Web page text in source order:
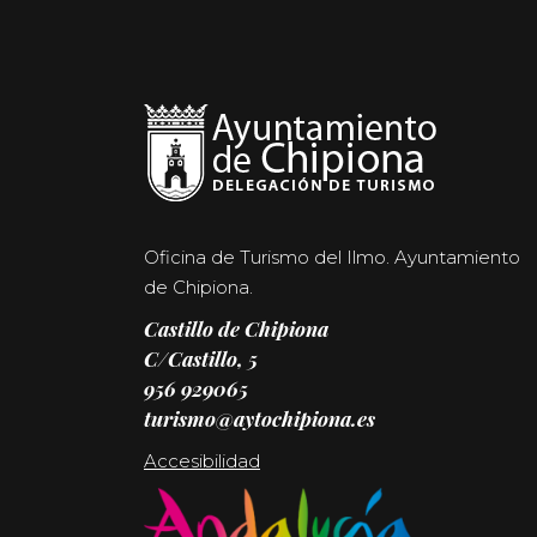
Oficina de Turismo del Ilmo. Ayuntamiento
de Chipiona.
Castillo de Chipiona
C/Castillo, 5
956 929065
turismo@aytochipiona.es
Accesibilidad